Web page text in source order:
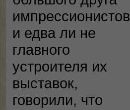
импрессионистов
и едва ли не
главного
устроителя их
выставок,
говорили, что